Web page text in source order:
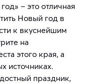
– это отличная
Новый год в
к вкуснейшим
на
этого края, а
источниках.
праздник,